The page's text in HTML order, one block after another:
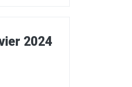
2024